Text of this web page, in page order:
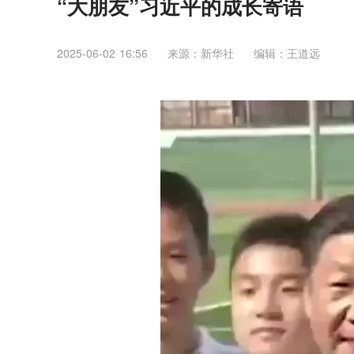
“大朋友”习近平的成长寄语
2025-06-02 16:56 来源：新华社 编辑：王道远